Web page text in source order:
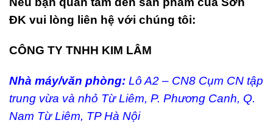
ĐK vui lòng liên hệ với chúng tôi:
CÔNG TY TNHH KIM LÂM
Nhà máy/văn phòng: Lô A2 – CN8 Cụm CN tập
trung vừa và nhỏ Từ Liêm, P. Phương Canh, Q.
Nam Từ Liêm, TP Hà Nội